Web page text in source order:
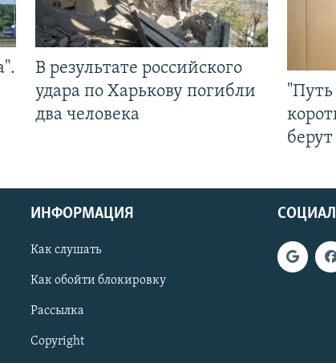
В результате российского
удара по Харькову погибли
два человека
ИНФОРМАЦИЯ
Как слушать
Как обойти блокировку
Рассылка
Copyright